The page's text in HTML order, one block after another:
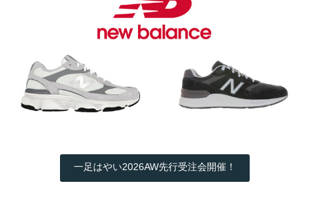
一足はやい2026AW先行受注会開催！